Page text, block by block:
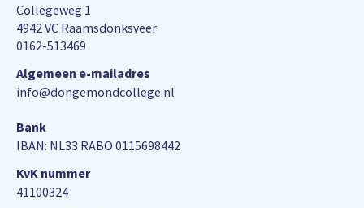
Collegeweg 1
4942 VC Raamsdonksveer
0162-513469
Algemeen e-mailadres
info@dongemondcollege.nl
Bank
IBAN: NL33 RABO 0115698442
KvK nummer
41100324